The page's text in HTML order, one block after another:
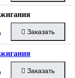
Заказать
Заказать